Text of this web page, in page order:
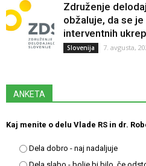
Združenje
obžaluje, da se
interventnih
Slovenija 7. avgusta,
ANKETA
Kaj menite o delu Vlade RS in dr.
Dela dobro - naj nadaljuje